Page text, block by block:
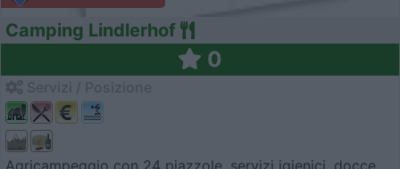
Camping Lindlerhof
0